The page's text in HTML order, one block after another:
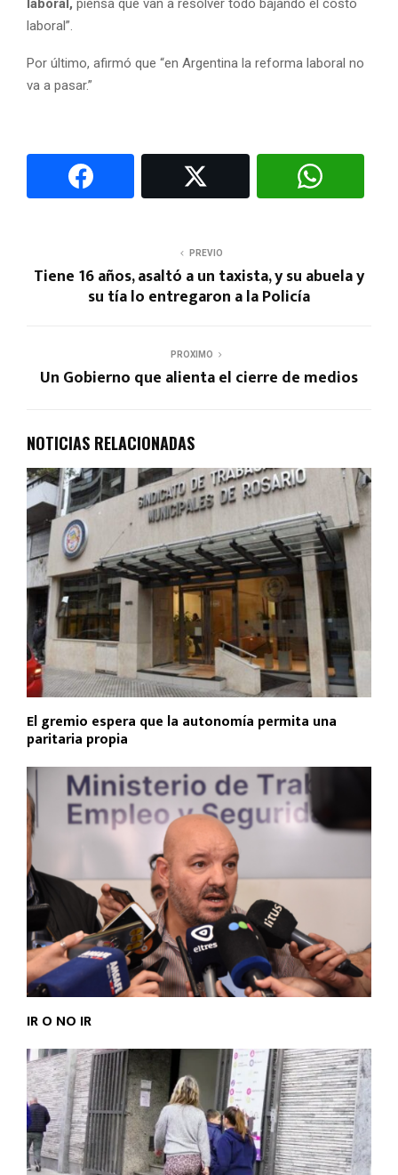
laboral”.
Por último, afirmó que “en Argentina la reforma laboral no
va a pasar.”
PREVIO
Tiene 16 años, asaltó a un taxista, y su abuela y
su tía lo entregaron a la Policía
PROXIMO
Un Gobierno que alienta el cierre de medios
NOTICIAS RELACIONADAS
El gremio espera que la autonomía permita una
paritaria propia
IR O NO IR